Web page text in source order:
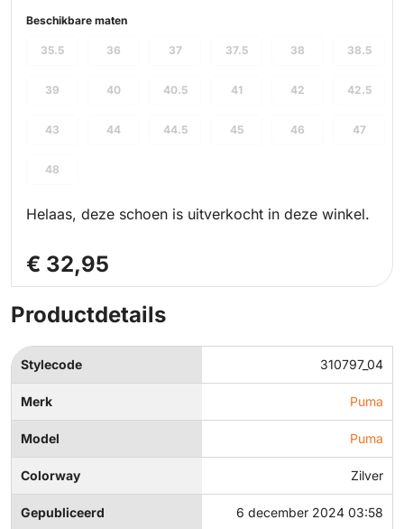
Beschikbare maten
40.5
37.5 38.5
38
39 40 42
47
45
43 46
37
36
41
48
44
35.5
42.5
44.5
Helaas, deze schoen is uitverkocht in deze winkel.
€ 32,95
Productdetails
Stylecode 310797_04
Merk Puma
Model Puma
Colorway Zilver
Gepubliceerd 6 december 2024 03:58